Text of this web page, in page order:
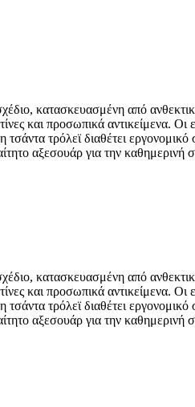
κατασκευασμένη από
και προσωπικά αντικείμενα.
τρόλεϊ διαθέτει
αξεσουάρ για την καθημερινή
κατασκευασμένη από
και προσωπικά αντικείμενα.
τρόλεϊ διαθέτει
αξεσουάρ για την καθημερινή